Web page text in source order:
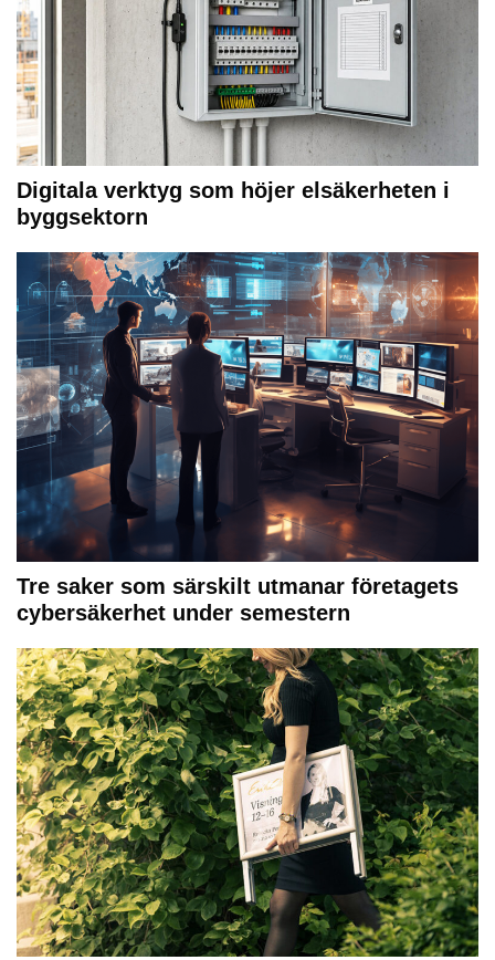
Digitala verktyg som höjer elsäkerheten i
byggsektorn
Tre saker som särskilt utmanar företagets
cybersäkerhet under semestern